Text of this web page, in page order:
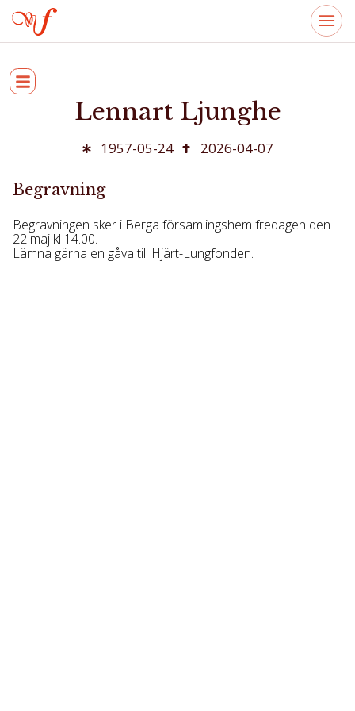
Lennart Ljunghe
1957-05-24 2026-04-07
Begravning
Begravningen sker i Berga församlingshem fredagen den
22 maj kl 14.00.
Lämna gärna en gåva till Hjärt-Lungfonden.